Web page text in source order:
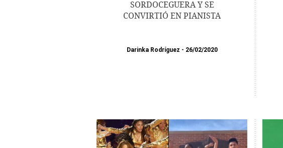
SORDOCEGUERA Y SE
CONVIRTIÓ EN PIANISTA
Darinka Rodríguez 26/02/2020